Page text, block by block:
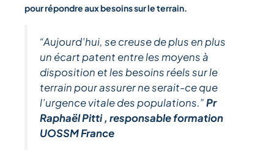
pour répondre aux besoins sur le terrain.
“Aujourd’hui, se creuse de plus en plus
un écart patent entre les moyens à
disposition et les besoins réels sur le
terrain pour assurer ne serait-ce que
l’urgence vitale des populations.”Pr
Raphaël Pitti , responsable formation
UOSSM France